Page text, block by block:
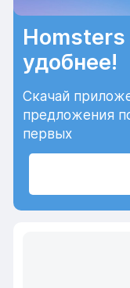
удобнее!
Скачай
предложения
первых